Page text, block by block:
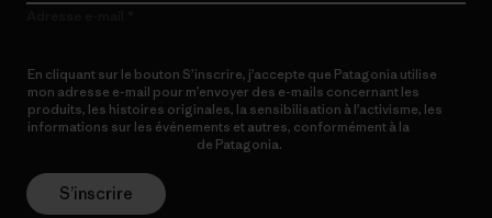
En cliquant sur le bouton S’inscrire, j’accepte que Patagonia utilise
mon adresse e-mail pour m’envoyer des e-mails concernant les
produits, les histoires originales, la sensibilisation à l’activisme, les
informations sur les événements et autres, conformément à la
de Patagonia.
S’inscrire